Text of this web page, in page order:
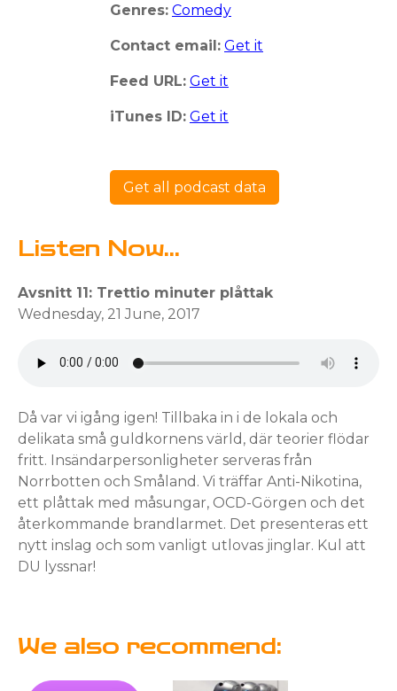
Genres: Comedy
Contact email: Get it
Feed URL: Get it
iTunes ID: Get it
Get all podcast data
Listen Now...
Avsnitt 11: Trettio minuter plåttak
Wednesday, 21 June, 2017
Då var vi igång igen! Tillbaka in i de lokala och
delikata små guldkornens värld, där teorier flödar
fritt. Insändarpersonligheter serveras från
Norrbotten och Småland. Vi träffar Anti-Nikotina,
ett plåttak med måsungar, OCD-Görgen och det
återkommande brandlarmet. Det presenteras ett
nytt inslag och som vanligt utlovas jinglar. Kul att
DU lyssnar!
We also recommend: